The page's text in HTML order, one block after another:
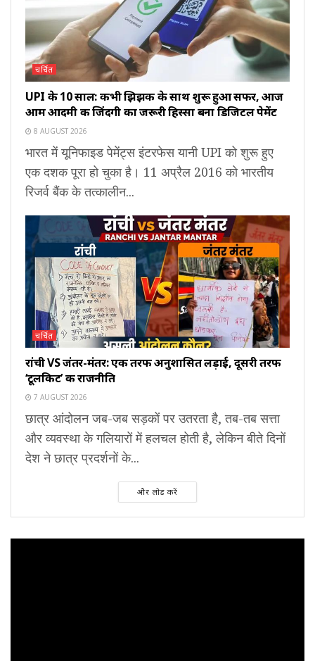
चर्चित
UPI के 10 साल: कभी झिझक के साथ शुरू हुआ सफर, आज
आम आदमी की जिंदगी का जरूरी हिस्सा बना डिजिटल पेमेंट
8 AUGUST 2026
भारत में यूनिफाइड पेमेंट्स इंटरफेस यानी UPI को शुरू हुए
एक दशक पूरा हो चुका है। 11 अप्रैल 2016 को भारतीय
रिजर्व बैंक के तत्कालीन...
चर्चित
रांची VS जंतर-मंतर: एक तरफ अनुशासित लड़ाई, दूसरी तरफ
‘टूलकिट’ की राजनीति
7 AUGUST 2026
छात्र आंदोलन जब-जब सड़कों पर उतरता है, तब-तब सत्ता
और व्यवस्था के गलियारों में हलचल होती है, लेकिन बीते दिनों
देश ने छात्र प्रदर्शनों के...
और लोड करें